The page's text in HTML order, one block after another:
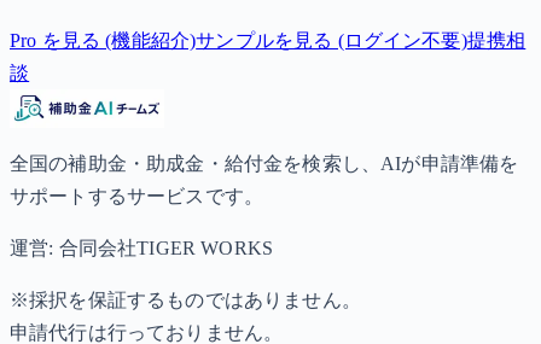
Pro を見る (機能紹介)サンプルを見る (ログイン不要)提携相
談
全国の補助金・助成金・給付金を検索し、AIが申請準備を
サポートするサービスです。
運営: 合同会社TIGER WORKS
※採択を保証するものではありません。
申請代行は行っておりません。